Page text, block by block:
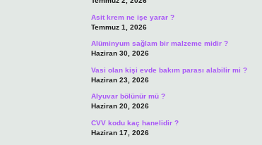
Asit krem ne işe yarar ?
Temmuz 1, 2026
Alüminyum sağlam bir malzeme midir ?
Haziran 30, 2026
Vasi olan kişi evde bakım parası alabilir mi ?
Haziran 23, 2026
Alyuvar bölünür mü ?
Haziran 20, 2026
CVV kodu kaç hanelidir ?
Haziran 17, 2026